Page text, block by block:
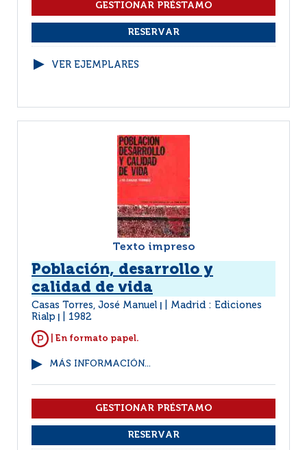
VER EJEMPLARES
Texto impreso
Población, desarrollo y
calidad de vida
Casas Torres, José Manuel
Madrid : Ediciones
Rialp
1982
| En formato papel.
MÁS INFORMACIÓN...